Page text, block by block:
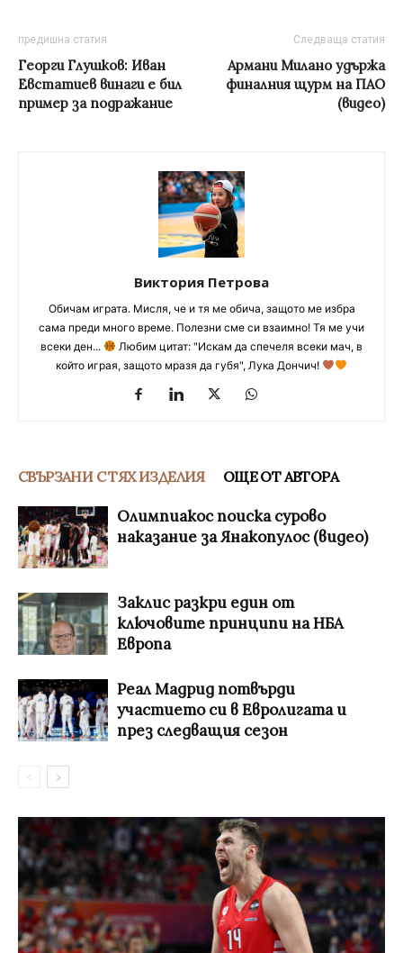
предишна статия
Георги Глушков: Иван
Евстатиев винаги е бил
пример за подражание
Следваща статия
Армани Милано удържа
финалния щурм на ПАО
(видео)
Виктория Петрова
Обичам играта. Мисля, че и тя ме обича, защото ме избра
сама преди много време. Полезни сме си взаимно! Тя ме учи
всеки ден...
Любим цитат: "Искам да спечеля всеки мач, в
който играя, защото мразя да губя", Лука Дончич!
СВЪРЗАНИ С ТЯХ ИЗДЕЛИЯ ОЩЕ ОТ АВТОРА
Олимпиакос поиска сурово
наказание за Янакопулос (видео)
Заклис разкри един от
ключовите принципи на НБА
Европа
Реал Мадрид потвърди
участието си в Евролигата и
през следващия сезон